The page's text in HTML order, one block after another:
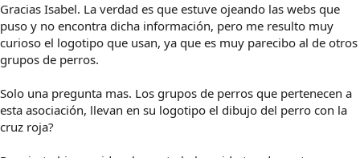
Gracias Isabel. La verdad es que estuve ojeando las webs que
puso y no encontra dicha información, pero me resulto muy
curioso el logotipo que usan, ya que es muy parecibo al de otros
grupos de perros.
Solo una pregunta mas. Los grupos de perros que pertenecen a
esta asociación, llevan en su logotipo el dibujo del perro con la
cruz roja?